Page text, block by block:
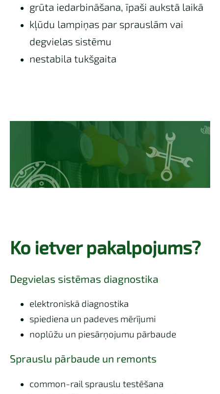
grūta iedarbināšana, īpaši aukstā laikā
kļūdu lampiņas par sprauslām vai
degvielas sistēmu
nestabila tukšgaita
Ko ietver pakalpojums?
Degvielas sistēmas diagnostika
elektroniskā diagnostika
spiediena un padeves mērījumi
noplūžu un piesārņojumu pārbaude
Sprauslu pārbaude un remonts
common-rail sprauslu testēšana